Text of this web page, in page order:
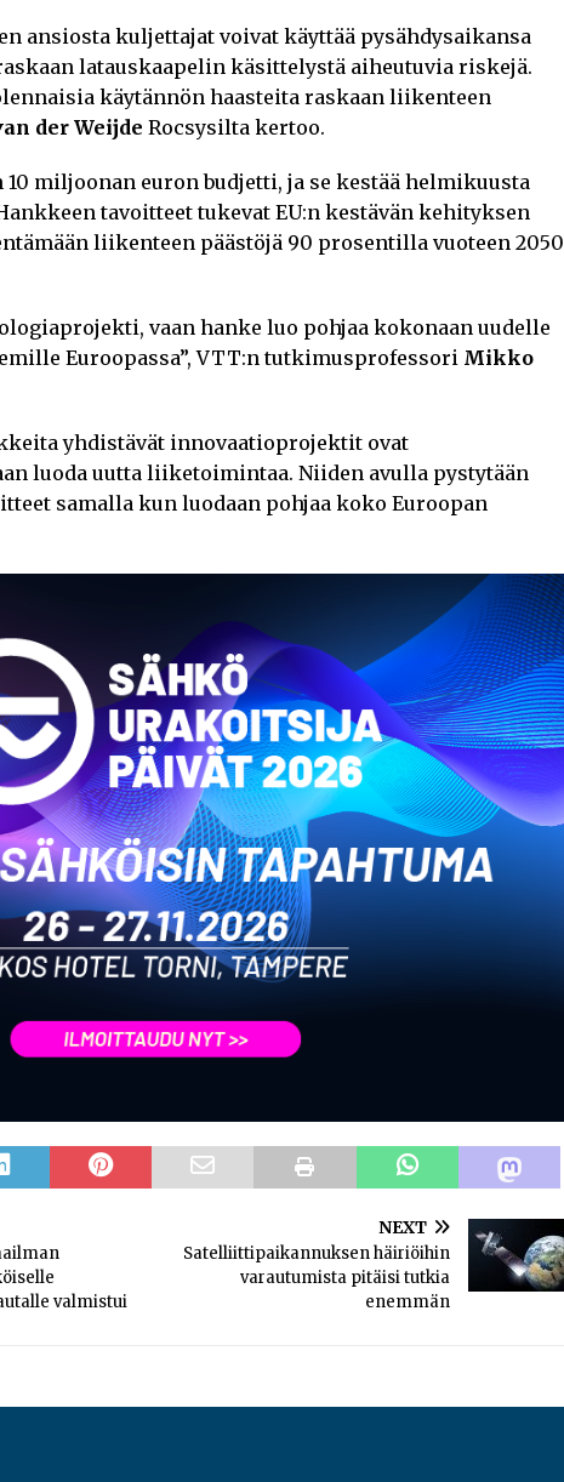
ansiosta kuljettajat voivat käyttää pysähdysaikansa
latauskaapelin käsittelystä aiheutuvia riskejä.
käytännön haasteita raskaan liikenteen
der Weijde Rocsysilta kertoo.
miljoonan euron budjetti, ja se kestää helmikuusta
tavoitteet tukevat EU:n kestävän kehityksen
liikenteen päästöjä 90 prosentilla vuoteen 2050
vaan hanke luo pohjaa kokonaan uudelle
Euroopassa”, VTT:n tutkimusprofessori Mikko
yhdistävät innovaatioprojektit ovat
luoda uutta liiketoimintaa. Niiden avulla pystytään
samalla kun luodaan pohjaa koko Euroopan
valmistui
NEXT
Satelliittipaikannuksen häiriöihin
varautumista pitäisi tutkia
enemmän